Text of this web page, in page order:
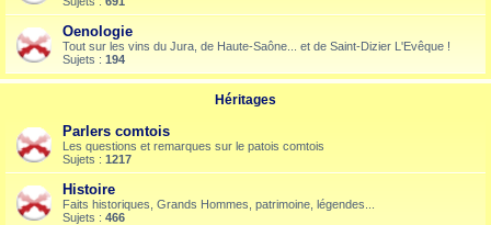
Oenologie
Tout sur les vins du Jura, de Haute-Saône... et de Saint-Dizier L'Evêque !
Sujets : 194
Héritages
Parlers comtois
Les questions et remarques sur le patois comtois
Sujets : 1217
Histoire
Faits historiques, Grands Hommes, patrimoine, légendes...
Sujets : 466